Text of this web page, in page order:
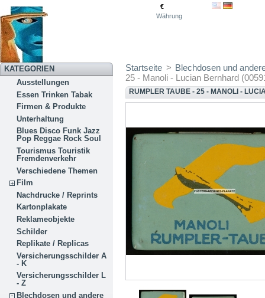
€
Währung
KATEGORIEN
Ausstellungen
Essen Trinken Tabak
Firmen & Produkte
Unterhaltung
Blues Disco Funk Jazz
Pop Reggae Rock Soul
Tourismus Touristik
Fremdenverkehr
Verschiedene Themen
Film
Nachdrucke / Reprints
Kartonplakate
Reklameobjekte
Schilder
Replikate / Replicas
Versicherungsschilder A
- K
Versicherungsschilder L
- Z
Blechdosen und andere
Startseite > Blechdosen und
25 - Manoli - Lucian Bernhard
RUMPLER TAUBE - 25 - MANOLI -